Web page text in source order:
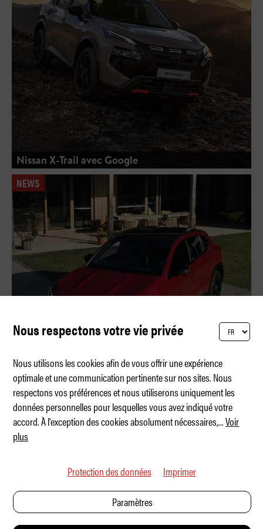
Nissan X-Trail avec Google
NEWS
La « Baby-Benz » grandit
Nous respectons votre vie privée
Nous utilisons les cookies afin de vous offrir une expérience
optimale et une communication pertinente sur nos sites. Nous
respectons vos préférences et nous utiliserons uniquement les
données personnelles pour lesquelles vous avez indiqué votre
accord. À l'exception des cookies absolument nécessaires,...Voir
plus
Protection des données Imprimer
Paramètres